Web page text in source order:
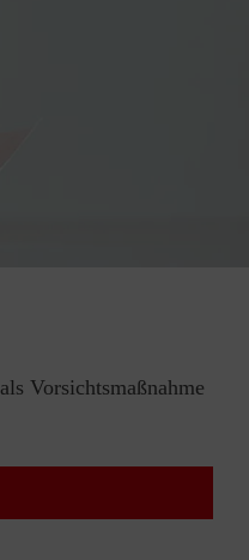
Vorsichtsmaßnahme